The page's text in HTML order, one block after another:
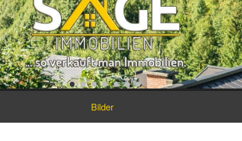
Bilder